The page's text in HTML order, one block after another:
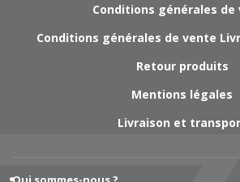
Conditions générales de
Conditions générales de vente
Retour produits
Mentions légales
Livraison et